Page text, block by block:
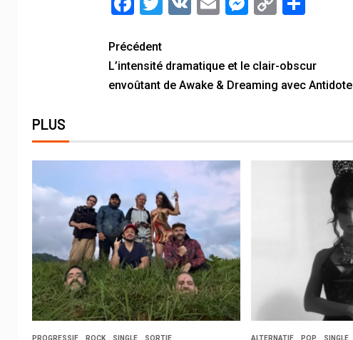
Précédent
L’intensité dramatique et le clair-obscur
envoûtant de Awake & Dreaming avec Antidote
PLUS